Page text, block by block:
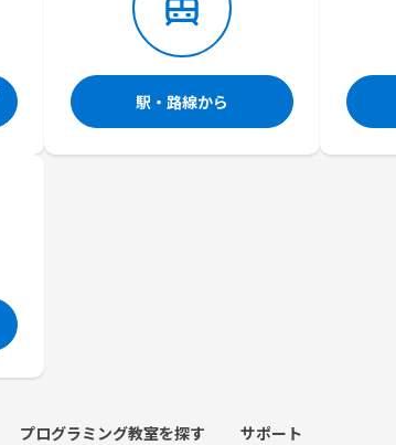
駅・路線から
プログラミング教室を探す サポート